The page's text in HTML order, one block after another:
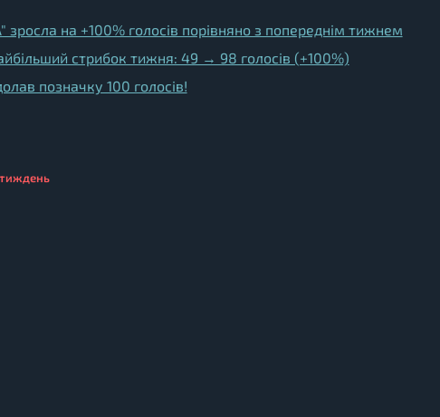
зросла на +100% голосів порівняно з попереднім тижнем
стрибок тижня: 49 → 98 голосів (+100%)
позначку 100 голосів!